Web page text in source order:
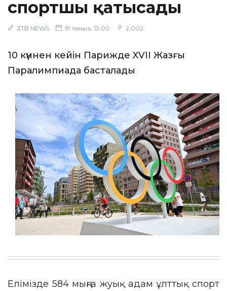
спортшы қатысады
ZTB NEWS 19 тамыз, 13:00 2,002
10 күннен кейін Парижде XVII Жазғы
Паралимпиада басталады
Елімізде 584 мыңға жуық адам ұлттық спорт